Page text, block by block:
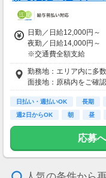
日勤／日給12,000円～
夜勤／日給14,000円～
※交通費全額支給
▽交通誘導警備業務2級
日勤／日給12,500円～
夜勤／日給14,500円～
＜サンエス警備保障特別
交通誘導2級または指
持ちの方には100,000
※30勤務で30,000円、
勤務地：エリア内に多
面接地：原稿内をご確
日払い・週払いOK 長期
週2日からOK
朝 昼
応募